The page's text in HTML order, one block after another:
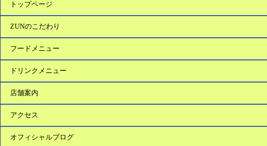
トップページ
ZUNのこだわり
フードメニュー
ドリンクメニュー
店舗案内
アクセス
オフィシャルブログ